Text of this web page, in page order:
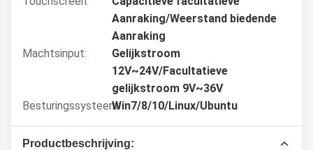
Aanraking/Weerstand biedende
Aanraking
Machtsinput:
Gelijkstroom
12V~24V/Facultatieve
gelijkstroom 9V~36V
Besturingssysteem:Win7/8/10/Linux/Ubuntu
Productbeschrijving: